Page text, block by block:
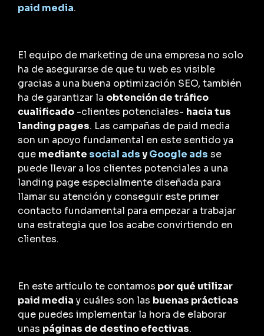
paid media.
El equipo de marketing de una empresa no solo
ha de asegurarse de que tu web es visible
gracias a una buena optimización SEO, también
ha de garantizar la obtención de tráfico
cualificado -clientes potenciales- hacia tus
landing pages. Las campañas de paid media
son un apoyo fundamental en este sentido ya
que mediante social adsyGoogle ads se
puede llevar a los clientes potenciales a una
landing page especialmente diseñada para
llamar su atención y conseguir este primer
contacto fundamental para empezar a trabajar
una estrategia que los acabe convirtiendo en
clientes.
En este artículo te contamos por qué utilizar
paid media y cuáles son las buenas prácticas
que puedes implementar la hora de elaborar
unas páginas de destino efectivas.